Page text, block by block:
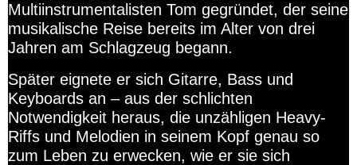
Multiinstrumentalisten Tom gegründet, der seine
musikalische Reise bereits im Alter von drei
Jahren am Schlagzeug begann.
Später eignete er sich Gitarre, Bass und
Keyboards an – aus der schlichten
Notwendigkeit heraus, die unzähligen Heavy-
Riffs und Melodien in seinem Kopf genau so
zum Leben zu erwecken, wie er sie sich